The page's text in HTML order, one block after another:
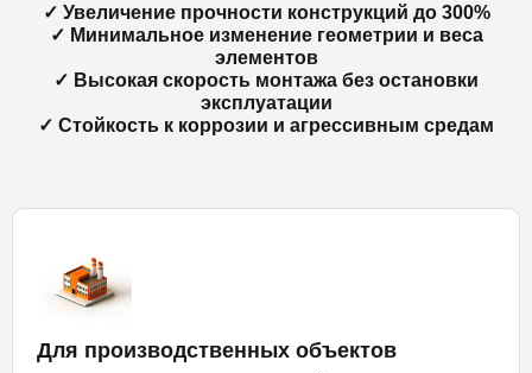
✓ Увеличение прочности конструкций до 300%
✓ Минимальное изменение геометрии и веса
элементов
✓ Высокая скорость монтажа без остановки
эксплуатации
✓ Стойкость к коррозии и агрессивным средам
Для производственных объектов